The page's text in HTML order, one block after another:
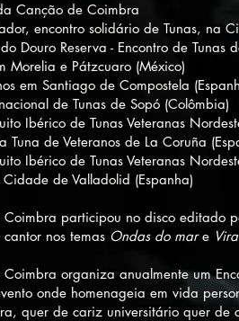
Canção de Coimbra
encontro solidário de Tunas, na
Douro Reserva - Encontro de Tunas
Morelia e Pátzcuaro (México)
em Santiago de Compostela
de Tunas de Sopó (Colômbia)
Ibérico de Tunas Veteranas
Tuna de Veteranos de La Coruña
Ibérico de Tunas Veteranas
Cidade de Valladolid (Espanha)
participou no disco editado
nos temas Ondas do mare
organiza anualmente um
onde homenageia em vida
quer de cariz universitário quer de